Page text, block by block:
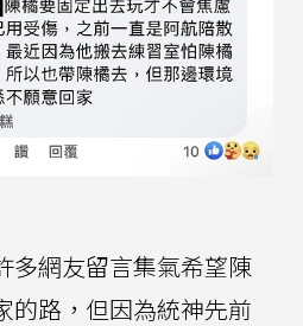
多網友留言集氣希望陳
的路，但因為統神先前